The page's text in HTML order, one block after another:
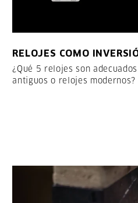
RELOJES COMO
¿Qué 5 relojes son
antiguos o relojes modernos?